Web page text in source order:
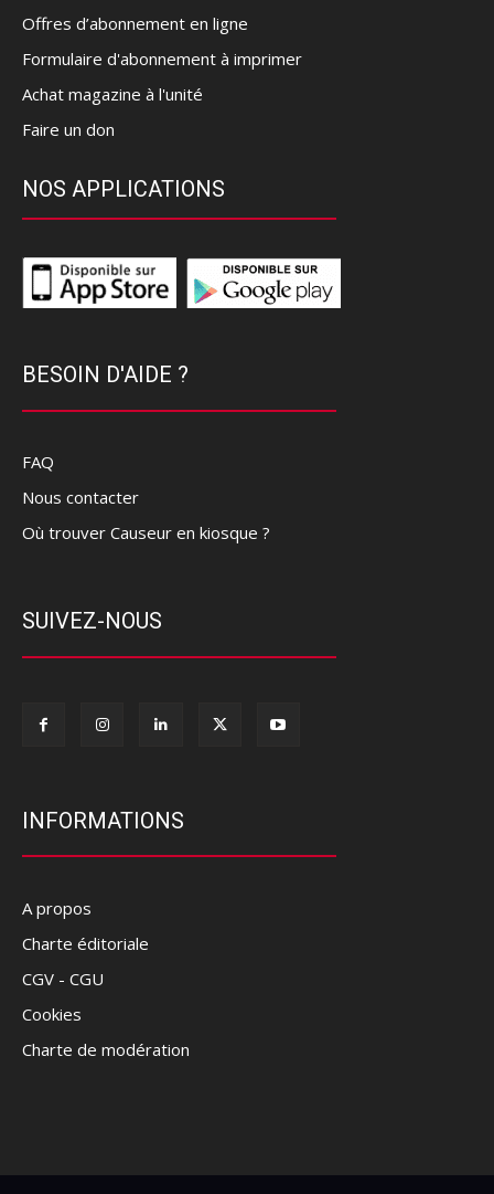
Offres d’abonnement en ligne
Formulaire d'abonnement à imprimer
Achat magazine à l'unité
Faire un don
NOS APPLICATIONS
BESOIN D'AIDE ?
FAQ
Nous contacter
Où trouver Causeur en kiosque ?
SUIVEZ-NOUS
INFORMATIONS
A propos
Charte éditoriale
CGV - CGU
Cookies
Charte de modération